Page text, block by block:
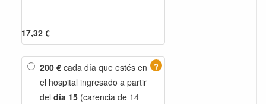
17,32 €
200 €cada día que estés en
el hospital ingresado a partir
del día 15(carencia de 14
?